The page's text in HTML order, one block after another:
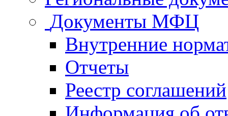
Документы МФЦ
Внутренние
Отчеты
Реестр соглашений